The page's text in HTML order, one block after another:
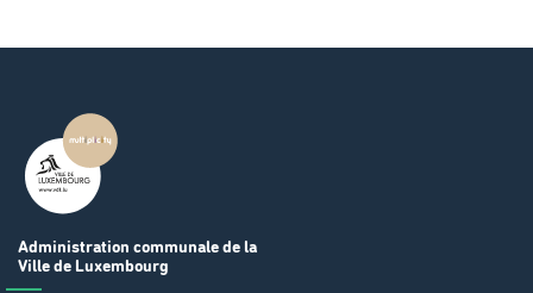
Administration communale de la
Ville de Luxembourg